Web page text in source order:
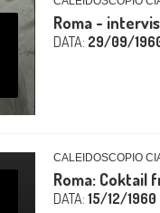
Roma -
DATA: 29/09/
CALEIDOSCOPIO
Roma: Coktail
DATA: 15/12/1960